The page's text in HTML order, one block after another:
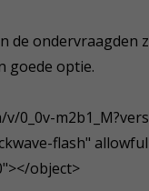
de
goede optie.
0_0v-
flash"
object>